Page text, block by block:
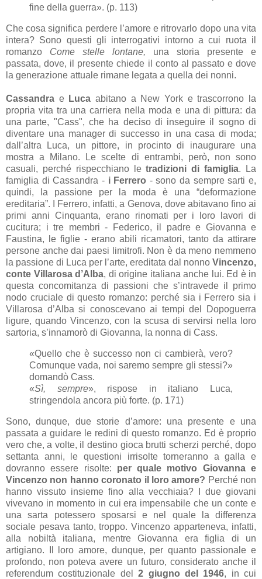
fine della guerra». (p. 113)
Che cosa significa perdere l’amore e ritrovarlo dopo una vita
intera? Sono questi gli interrogativi intorno a cui ruota il
romanzo Come stelle lontane, una storia presente e
passata, dove, il presente chiede il conto al passato e dove
la generazione attuale rimane legata a quella dei nonni.
Cassandra e Lucaabitano a New York e trascorrono la
propria vita tra una carriera nella moda e una di pittura: da
una parte, "Cass", che ha deciso di inseguire il sogno di
diventare una manager di successo in una casa di moda;
dall’altra Luca, un pittore, in procinto di inaugurare una
mostra a Milano. Le scelte di entrambi, però, non sono
casuali, perché rispecchiano letradizioni di famiglia. La
famiglia di Cassandra - i Ferrero - sono da sempre sarti e,
quindi, la passione per la moda è una “deformazione
ereditaria”. I Ferrero, infatti, a Genova, dove abitavano fino ai
primi anni Cinquanta, erano rinomati per i loro lavori di
cucitura; i tre membri - Federico, il padre e Giovanna e
Faustina, le figlie - erano abili ricamatori, tanto da attirare
persone anche dai paesi limitrofi. Non è da meno nemmeno
la passione di Luca per l’arte, ereditata dal nonno Vincenzo,
conte Villarosa d’Alba, di origine italiana anche lui. Ed è in
questa concomitanza di passioni che s’intravede il primo
nodo cruciale di questo romanzo: perché sia i Ferrero sia i
Villarosa d’Alba si conoscevano ai tempi del Dopoguerra
ligure, quando Vincenzo, con la scusa di servirsi nella loro
sartoria, s’innamorò di Giovanna, la nonna di Cass.
«Quello che è successo non ci cambierà, vero?
Comunque vada, noi saremo sempre gli stessi?»
domandò Cass.
«Sì, sempre», rispose in italiano Luca,
stringendola ancora più forte. (p. 171)
Sono, dunque, due storie d’amore: una presente e una
passata a guidare le redini di questo romanzo. Ed è proprio
vero che, a volte, il destino gioca brutti scherzi perché, dopo
settanta anni, le questioni irrisolte torneranno a galla e
dovranno essere risolte: per quale motivo Giovanna e
Vincenzo non hanno coronato il loro amore? Perché non
hanno vissuto insieme fino alla vecchiaia? I due giovani
vivevano in momento in cui era impensabile che un conte e
una sarta potessero sposarsi e nel quale la differenza
sociale pesava tanto, troppo. Vincenzo apparteneva, infatti,
alla nobiltà italiana, mentre Giovanna era figlia di un
artigiano. Il loro amore, dunque, per quanto passionale e
profondo, non poteva avere un futuro, considerato anche il
referendum costituzionale del2 giugno del 1946, in cui